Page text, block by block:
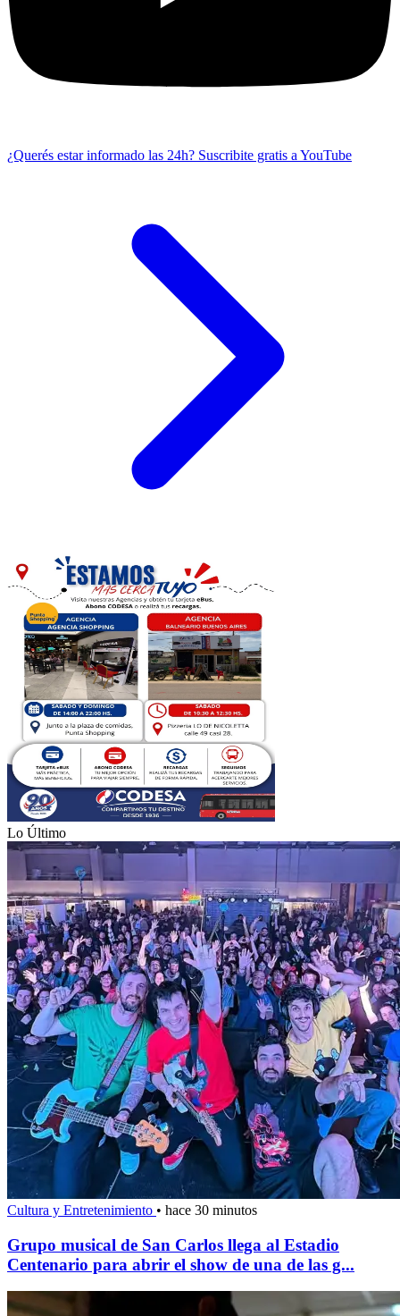
¿Querés estar informado las 24h? Suscribite gratis a YouTube
Lo Último
Cultura y Entretenimiento • hace 30 minutos
Grupo musical de San Carlos llega al Estadio
Centenario para abrir el show de una de las g...